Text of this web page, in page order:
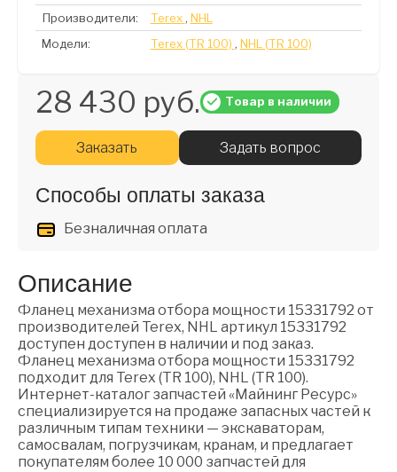
Производители:
Terex , NHL
Модели:
Terex (TR 100) , NHL (TR 100)
28 430 руб. Товар в наличии
Заказать Задать вопрос
Способы оплаты заказа
Безналичная оплата
Описание
Фланец механизма отбора мощности 15331792 от
производителей Terex, NHL артикул 15331792
доступен доступен в наличии и под заказ.
Фланец механизма отбора мощности 15331792
подходит для Terex (TR 100), NHL (TR 100).
Интернет-каталог запчастей «Майнинг Ресурс»
специализируется на продаже запасных частей к
различным типам техники — экскаваторам,
самосвалам, погрузчикам, кранам, и предлагает
покупателям более 10 000 запчастей для